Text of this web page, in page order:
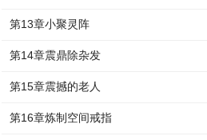
第13章小聚灵阵
第14章震鼎除杂发
第15章震撼的老人
第16章炼制空间戒指